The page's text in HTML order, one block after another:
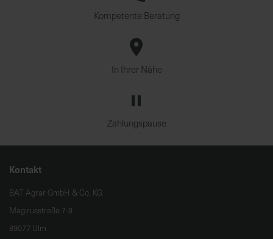
Kompetente Beratung
In Ihrer Nähe
Zahlungspause
Kontakt
BAT Agrar GmbH & Co. KG
Magirusstraße 7-9
89077 Ulm